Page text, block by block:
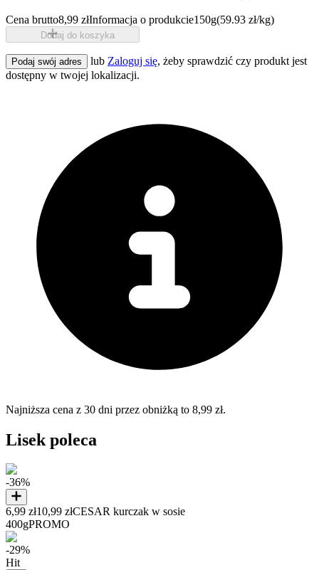
Cena brutto8,99 złInformacja o produkcie150g(59.93 zł/kg)
Dodaj do koszyka
Podaj swój adres lub Zaloguj się, żeby sprawdzić czy produkt jest
dostępny w twojej lokalizacji.
Najniższa cena z 30 dni przez obniżką to 8,99 zł.
Lisek poleca
-36%
6,99 zł10,99 złCESAR kurczak w sosie
400gPROMO
-29%
Hit